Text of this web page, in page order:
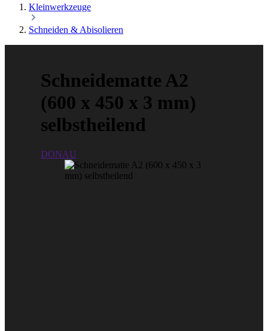
Kleinwerkzeuge
Schneiden & Abisolieren
Schneidematte A2
(600 x 450 x 3 mm)
selbstheilend
DONAU